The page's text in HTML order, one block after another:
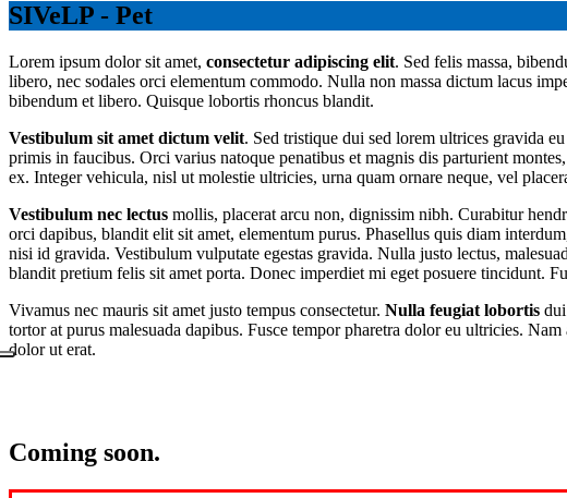
SIVeLP - Pet
Lorem ipsum dolor sit amet, consectetur adipiscing elit. Sed felis massa,
libero, nec sodales orci elementum commodo. Nulla non massa dictum lacus
bibendum et libero. Quisque lobortis rhoncus blandit.
Vestibulum sit amet dictum velit. Sed tristique dui sed lorem ultrices gravida
primis in faucibus. Orci varius natoque penatibus et magnis dis parturient
ex. Integer vehicula, nisl ut molestie ultricies, urna quam ornare neque, vel
Vestibulum nec lectus mollis, placerat arcu non, dignissim nibh. Curabitur
orci dapibus, blandit elit sit amet, elementum purus. Phasellus quis diam
nisi id gravida. Vestibulum vulputate egestas gravida. Nulla justo lectus,
blandit pretium felis sit amet porta. Donec imperdiet mi eget posuere tincidunt.
Vivamus nec mauris sit amet justo tempus consectetur. Nulla feugiat lobortis
tortor at purus malesuada dapibus. Fusce tempor pharetra dolor eu ultricies.
dolor ut erat.
Coming soon.